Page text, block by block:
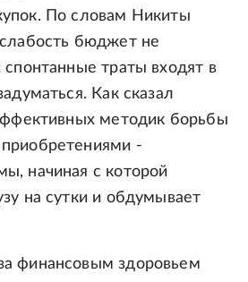
По словам Никиты
бюджет не
траты входят в
Как сказал
методик борьбы
-
начиная с которой
на сутки и обдумывает
финансовым здоровьем